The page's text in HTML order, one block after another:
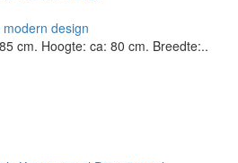
design
cm. Hoogte: ca: 80 cm. Breedte:..